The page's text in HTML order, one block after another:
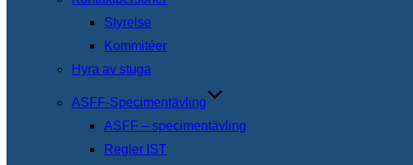
Styrelse
Kommitéer
Hyra av stuga
ASFF-Specimentävling
ASFF – specimentävling
Regler IST